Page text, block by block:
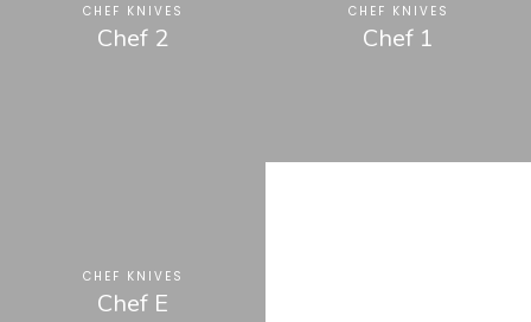
CHEF KNIVES
Chef 2
CHEF KNIVES
Chef 1
CHEF KNIVES
Chef E